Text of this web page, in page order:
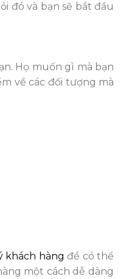
i đóvà bạn sẽ bắt đầu
Họ muốn gì mà bạn
về các đối tượng mà
khách hàng để có thể
một cách dễ dàng